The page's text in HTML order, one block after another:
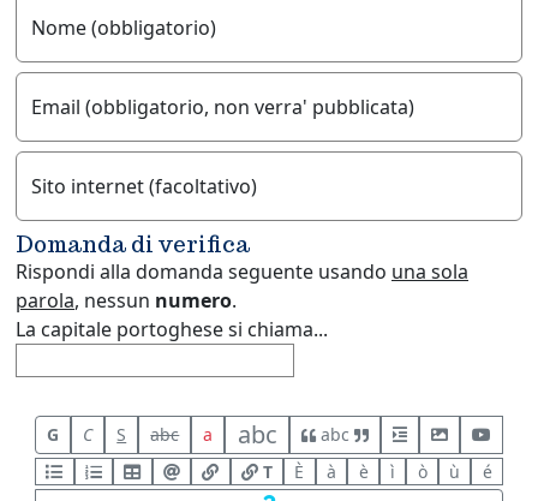
Nome (obbligatorio)
Email (obbligatorio, non verra' pubblicata)
Sito internet (facoltativo)
Domanda di verifica
Rispondi alla domanda seguente usando una sola
parola, nessun numero.
La capitale portoghese si chiama...
G C S abc a abc
abc
T
È à è ì ò ù é